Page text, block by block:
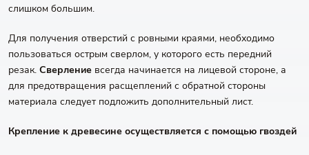
слишком большим.
Для получения отверстий с ровными краями, необходимо
пользоваться острым сверлом, у которого есть передний
резак. Сверление всегда начинается на лицевой стороне, а
для предотвращения расщеплений с обратной стороны
материала следует подложить дополнительный лист.
Крепление к древесине осуществляется с помощью гвоздей